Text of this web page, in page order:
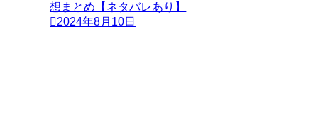
想まとめ【ネタバレあり】
2024年8月10日